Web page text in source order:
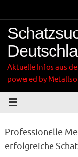
Inhalt
springen
Aktuelle Infos aus
powered by
Professionelle
erfolgreiche